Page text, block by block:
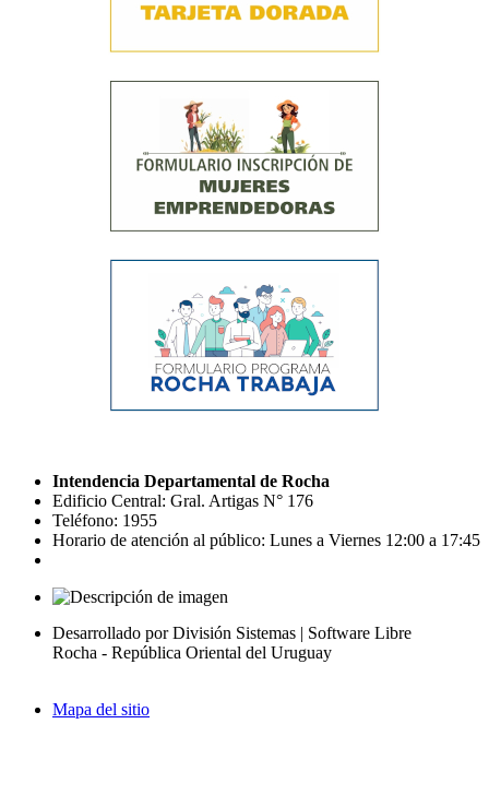
Intendencia Departamental de Rocha
Edificio Central: Gral. Artigas N° 176
Teléfono: 1955
Horario de atención al público: Lunes a Viernes 12:00 a 17:45
Desarrollado por División Sistemas | Software Libre
Rocha - República Oriental del Uruguay
Mapa del sitio